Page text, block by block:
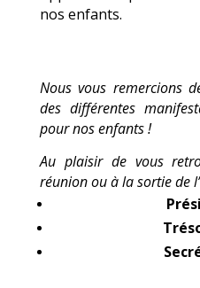
nos enfants.
Nous vous remercions
des différentes
pour nos enfants !
Au plaisir de vous
réunion ou à la sortie de